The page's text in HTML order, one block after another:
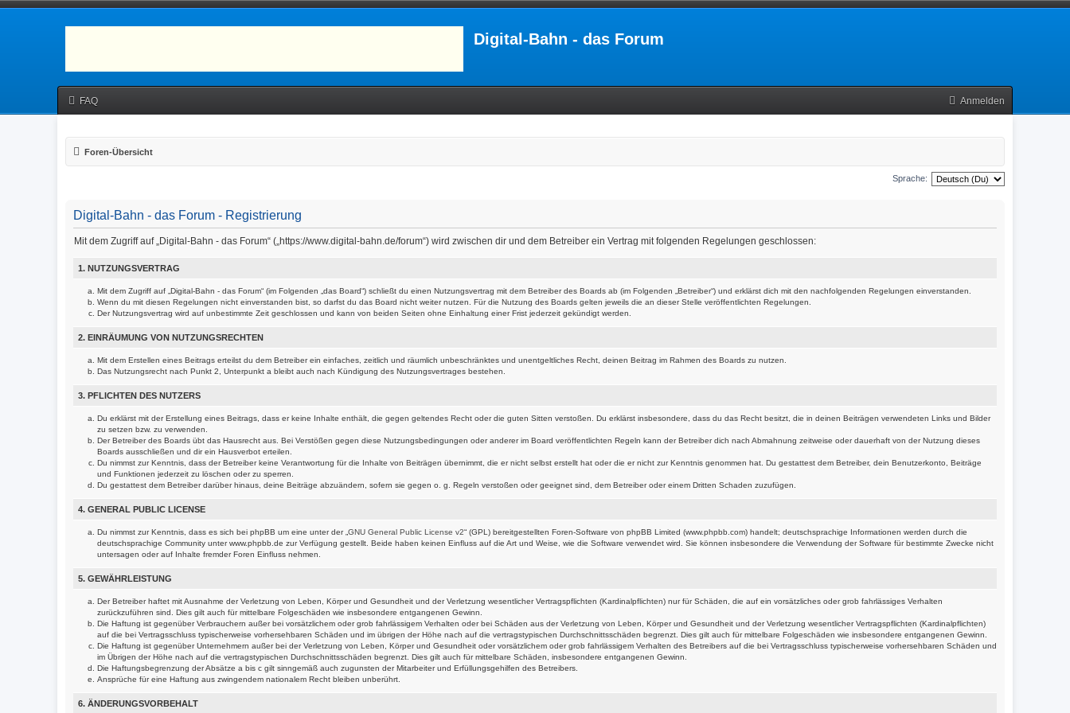
Digital-Bahn - das Forum
FAQ Anmelden
Foren-Übersicht
Sprache:
Digital-Bahn - das Forum - Registrierung
Mit dem Zugriff auf „Digital-Bahn - das Forum“ („https://www.digital-bahn.de/forum“) wird zwischen dir und dem Betreiber ein Vertrag mit folgenden Regelungen geschlossen:
1. NUTZUNGSVERTRAG
Mit dem Zugriff auf „Digital-Bahn - das Forum“ (im Folgenden „das Board“) schließt du einen Nutzungsvertrag mit dem Betreiber des Boards ab (im Folgenden „Betreiber“) und erklärst dich mit den nachfolgenden Regelungen einverstanden.
Wenn du mit diesen Regelungen nicht einverstanden bist, so darfst du das Board nicht weiter nutzen. Für die Nutzung des Boards gelten jeweils die an dieser Stelle veröffentlichten Regelungen.
Der Nutzungsvertrag wird auf unbestimmte Zeit geschlossen und kann von beiden Seiten ohne Einhaltung einer Frist jederzeit gekündigt werden.
2. EINRÄUMUNG VON NUTZUNGSRECHTEN
Mit dem Erstellen eines Beitrags erteilst du dem Betreiber ein einfaches, zeitlich und räumlich unbeschränktes und unentgeltliches Recht, deinen Beitrag im Rahmen des Boards zu nutzen.
Das Nutzungsrecht nach Punkt 2, Unterpunkt a bleibt auch nach Kündigung des Nutzungsvertrages bestehen.
3. PFLICHTEN DES NUTZERS
Du erklärst mit der Erstellung eines Beitrags, dass er keine Inhalte enthält, die gegen geltendes Recht oder die guten Sitten verstoßen. Du erklärst insbesondere, dass du das Recht besitzt, die in deinen Beiträgen verwendeten Links und Bilder
zu setzen bzw. zu verwenden.
Der Betreiber des Boards übt das Hausrecht aus. Bei Verstößen gegen diese Nutzungsbedingungen oder anderer im Board veröffentlichten Regeln kann der Betreiber dich nach Abmahnung zeitweise oder dauerhaft von der Nutzung dieses
Boards ausschließen und dir ein Hausverbot erteilen.
Du nimmst zur Kenntnis, dass der Betreiber keine Verantwortung für die Inhalte von Beiträgen übernimmt, die er nicht selbst erstellt hat oder die er nicht zur Kenntnis genommen hat. Du gestattest dem Betreiber, dein Benutzerkonto, Beiträge
und Funktionen jederzeit zu löschen oder zu sperren.
Du gestattest dem Betreiber darüber hinaus, deine Beiträge abzuändern, sofern sie gegen o. g. Regeln verstoßen oder geeignet sind, dem Betreiber oder einem Dritten Schaden zuzufügen.
4. GENERAL PUBLIC LICENSE
Du nimmst zur Kenntnis, dass es sich bei phpBB um eine unter der „ GNU General Public License v2“ (GPL) bereitgestellten Foren-Software von phpBB Limited (www.phpbb.com) handelt; deutschsprachige Informationen werden durch die
deutschsprachige Community unter www.phpbb.de zur Verfügung gestellt. Beide haben keinen Einfluss auf die Art und Weise, wie die Software verwendet wird. Sie können insbesondere die Verwendung der Software für bestimmte Zwecke nicht
untersagen oder auf Inhalte fremder Foren Einfluss nehmen.
5. GEWÄHRLEISTUNG
Der Betreiber haftet mit Ausnahme der Verletzung von Leben, Körper und Gesundheit und der Verletzung wesentlicher Vertragspflichten (Kardinalpflichten) nur für Schäden, die auf ein vorsätzliches oder grob fahrlässiges Verhalten
zurückzuführen sind. Dies gilt auch für mittelbare Folgeschäden wie insbesondere entgangenen Gewinn.
Die Haftung ist gegenüber Verbrauchern außer bei vorsätzlichem oder grob fahrlässigem Verhalten oder bei Schäden aus der Verletzung von Leben, Körper und Gesundheit und der Verletzung wesentlicher Vertragspflichten (Kardinalpflichten)
auf die bei Vertragsschluss typischerweise vorhersehbaren Schäden und im übrigen der Höhe nach auf die vertragstypischen Durchschnittsschäden begrenzt. Dies gilt auch für mittelbare Folgeschäden wie insbesondere entgangenen Gewinn.
Die Haftung ist gegenüber Unternehmern außer bei der Verletzung von Leben, Körper und Gesundheit oder vorsätzlichem oder grob fahrlässigem Verhalten des Betreibers auf die bei Vertragsschluss typischerweise vorhersehbaren Schäden und
im Übrigen der Höhe nach auf die vertragstypischen Durchschnittsschäden begrenzt. Dies gilt auch für mittelbare Schäden, insbesondere entgangenen Gewinn.
Die Haftungsbegrenzung der Absätze a bis c gilt sinngemäß auch zugunsten der Mitarbeiter und Erfüllungsgehilfen des Betreibers.
Ansprüche für eine Haftung aus zwingendem nationalem Recht bleiben unberührt.
6. ÄNDERUNGSVORBEHALT